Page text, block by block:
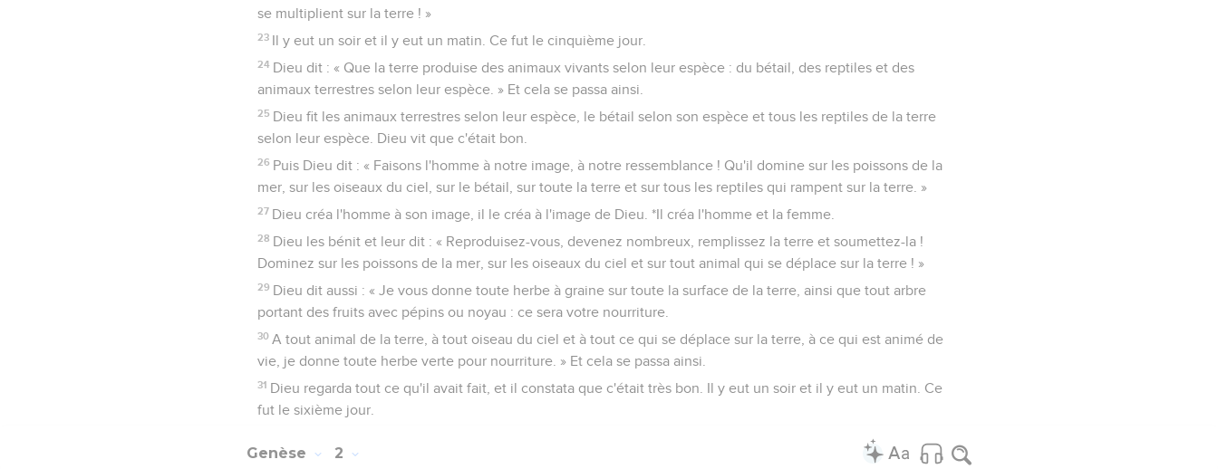
se multiplient sur la terre ! »
23 Il y eut un soir et il y eut un matin. Ce fut le cinquième jour.
24 Dieu dit : « Que la terre produise des animaux vivants selon leur espèce : du bétail, des reptiles et des
animaux terrestres selon leur espèce. » Et cela se passa ainsi.
25 Dieu fit les animaux terrestres selon leur espèce, le bétail selon son espèce et tous les reptiles de la terre
selon leur espèce. Dieu vit que c'était bon.
26 Puis Dieu dit : « Faisons l'homme à notre image, à notre ressemblance ! Qu'il domine sur les poissons de la
mer, sur les oiseaux du ciel, sur le bétail, sur toute la terre et sur tous les reptiles qui rampent sur la terre. »
27 Dieu créa l'homme à son image, il le créa à l'image de Dieu. *Il créa l'homme et la femme.
28 Dieu les bénit et leur dit : « Reproduisez-vous, devenez nombreux, remplissez la terre et soumettez-la !
Dominez sur les poissons de la mer, sur les oiseaux du ciel et sur tout animal qui se déplace sur la terre ! »
29 Dieu dit aussi : « Je vous donne toute herbe à graine sur toute la surface de la terre, ainsi que tout arbre
portant des fruits avec pépins ou noyau : ce sera votre nourriture.
30 A tout animal de la terre, à tout oiseau du ciel et à tout ce qui se déplace sur la terre, à ce qui est animé de
vie, je donne toute herbe verte pour nourriture. » Et cela se passa ainsi.
31 Dieu regarda tout ce qu'il avait fait, et il constata que c'était très bon. Il y eut un soir et il y eut un matin. Ce
fut le sixième jour.
Genèse 2